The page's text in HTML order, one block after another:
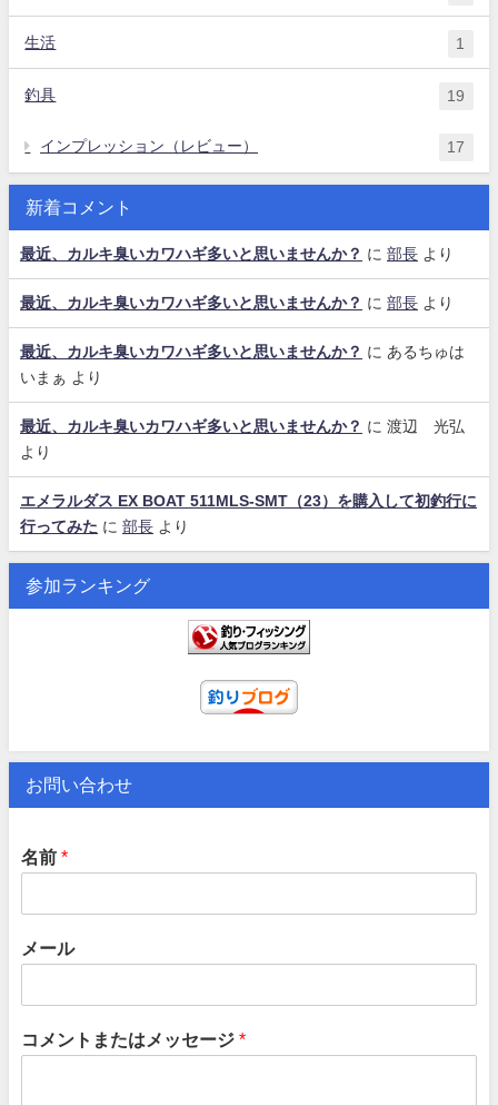
生活 1
釣具 19
インプレッション（レビュー） 17
新着コメント
最近、カルキ臭いカワハギ多いと思いませんか？ に 部長 より
最近、カルキ臭いカワハギ多いと思いませんか？ に 部長 より
最近、カルキ臭いカワハギ多いと思いませんか？ に あるちゅは
いまぁ
より
最近、カルキ臭いカワハギ多いと思いませんか？ に 渡辺 光弘
より
エメラルダス EX BOAT 511MLS-SMT（23）を購入して初釣行に
行ってみた に 部長 より
参加ランキング
お問い合わせ
名前 *
メール
コメントまたはメッセージ *